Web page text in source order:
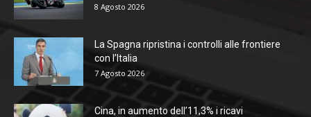
8 Agosto 2026
La Spagna ripristina i controlli alle frontiere
con l’Italia
7 Agosto 2026
Cina, in aumento dell’11,3% i ricavi